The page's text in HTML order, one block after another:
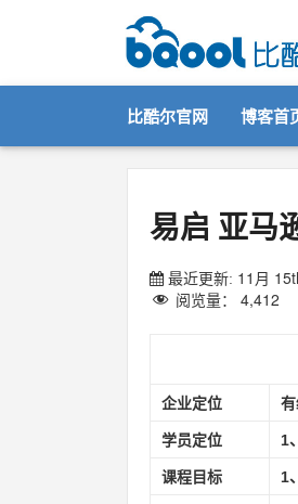
比酷尔官网 博客首
易启 亚马
最近更新: 11月
阅览量： 4,412
企业定位
学员定位 1
课程目标 1